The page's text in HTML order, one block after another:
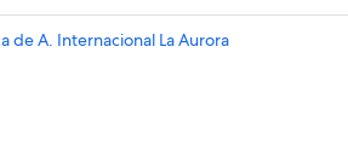
de A. Internacional La Aurora